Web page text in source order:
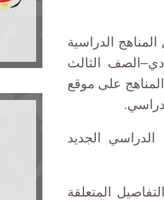
الدراسية
الثالث
المناهج على موقع
الدراسي الجديد
المتعلقة